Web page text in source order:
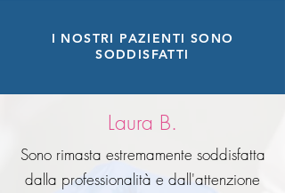
I NOSTRI PAZIENTI SONO
SODDISFATTI
Laura B.
Sono rimasta estremamente soddisfatta
dalla professionalità e dall'attenzione